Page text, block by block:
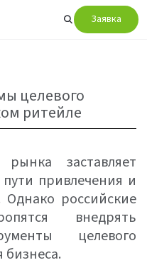
Заявка
целевого
ритейле
заставляет
привлечения и
Однако российские
внедрять
целевого
бизнеса.